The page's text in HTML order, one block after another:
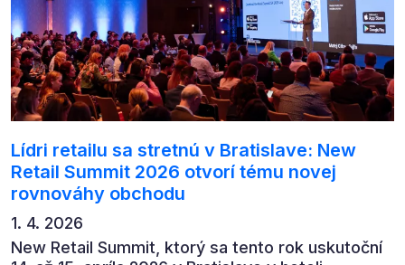
Lídri retailu sa stretnú v Bratislave: New
Retail Summit 2026 otvorí tému novej
rovnováhy obchodu
1. 4. 2026
New Retail Summit, ktorý sa tento rok uskutoční